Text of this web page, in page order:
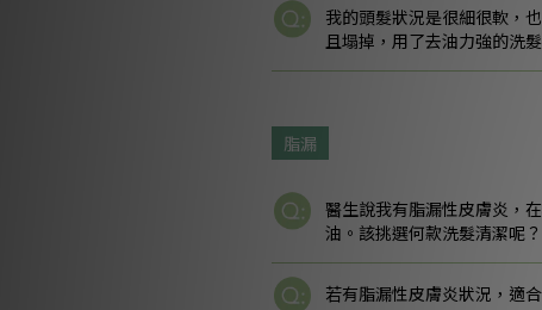
我的頭髮狀況是很細很軟，
且塌掉，用了去油力強的洗
脂漏
醫生說我有脂漏性皮膚炎，
油。該挑選何款洗髮清潔呢？
若有脂漏性皮膚炎狀況，適